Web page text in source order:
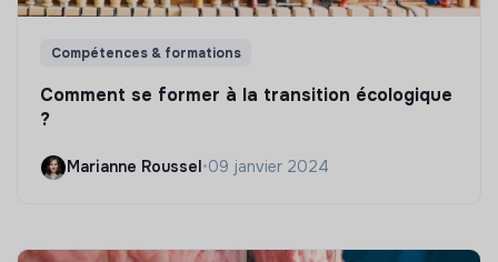
Compétences & formations
Comment se former à la transition écologique
?
Marianne Roussel •09 janvier 2024